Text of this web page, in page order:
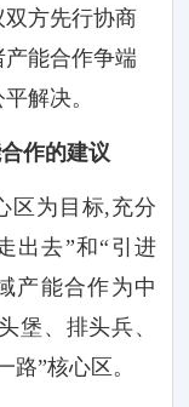
方先行协商
产能合作争端
解决。
作的建议
区为目标, 充分
出去”和“引进
产能合作为中
堡、排头兵、
路”核心区。